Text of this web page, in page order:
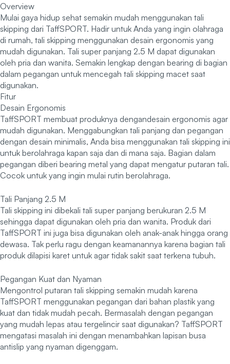
Overview
Mulai gaya hidup sehat semakin mudah menggunakan tali
skipping dari TaffSPORT. Hadir untuk Anda yang ingin olahraga
di rumah, tali skipping menggunakan desain ergonomis yang
mudah digunakan. Tali super panjang 2.5 M dapat digunakan
oleh pria dan wanita. Semakin lengkap dengan bearing di bagian
dalam pegangan untuk mencegah tali skipping macet saat
digunakan.
Fitur
Desain Ergonomis
TaffSPORT membuat produknya dengandesain ergonomis agar
mudah digunakan. Menggabungkan tali panjang dan pegangan
dengan desain minimalis, Anda bisa menggunakan tali skipping ini
untuk berolahraga kapan saja dan di mana saja. Bagian dalam
pegangan diberi bearing metal yang dapat mengatur putaran tali.
Cocok untuk yang ingin mulai rutin berolahraga.
Tali Panjang 2.5 M
Tali skipping ini dibekali tali super panjang berukuran 2.5 M
sehingga dapat digunakan oleh pria dan wanita. Produk dari
TaffSPORT ini juga bisa digunakan oleh anak-anak hingga orang
dewasa. Tak perlu ragu dengan keamanannya karena bagian tali
produk dilapisi karet untuk agar tidak sakit saat terkena tubuh.
Pegangan Kuat dan Nyaman
Mengontrol putaran tali skipping semakin mudah karena
TaffSPORT menggunakan pegangan dari bahan plastik yang
kuat dan tidak mudah pecah. Bermasalah dengan pegangan
yang mudah lepas atau tergelincir saat digunakan? TaffSPORT
mengatasi masalah ini dengan menambahkan lapisan busa
antislip yang nyaman digenggam.